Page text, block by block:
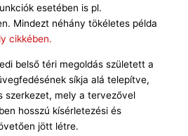
esetében is pl.
Mindezt néhány tökéletes példa
cikkében.
belső téri megoldás született a
síkja alá telepítve,
szerkezet, mely a tervezővel
hosszú kísérletezési és
jött létre.